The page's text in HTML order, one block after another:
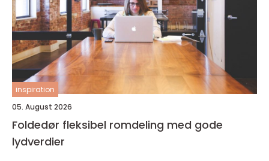
inspiration
05. August 2026
Foldedør fleksibel romdeling med gode
lydverdier